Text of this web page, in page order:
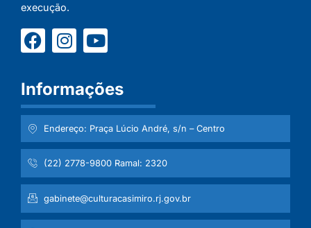
execução.
Informações
Endereço: Praça Lúcio André, s/n – Centro
(22) 2778-9800 Ramal: 2320
gabinete@culturacasimiro.rj.gov.br